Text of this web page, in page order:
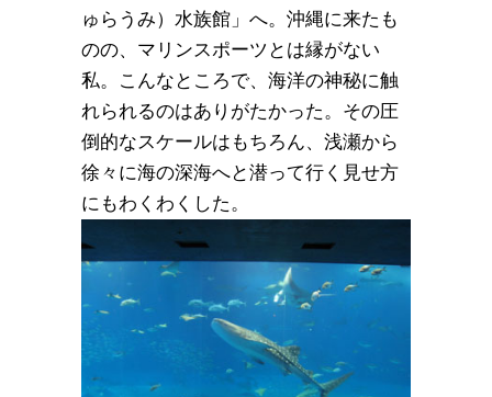
ゅらうみ）水族館」へ。沖縄に来たも
のの、マリンスポーツとは縁がない
私。こんなところで、海洋の神秘に触
れられるのはありがたかった。その圧
倒的なスケールはもちろん、浅瀬から
徐々に海の深海へと潜って行く見せ方
にもわくわくした。